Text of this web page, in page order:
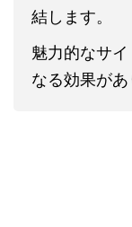
結します。
魅力的なサ
なる効果があ